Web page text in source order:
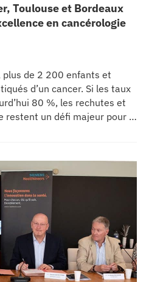
Toulouse et Bordeaux
en cancérologie
plus de 2 200 enfants et
d’un cancer. Si les taux
80 %, les rechutes et
restent un défi majeur pour la
et de leurs partenaires,
de recherche d’excellence